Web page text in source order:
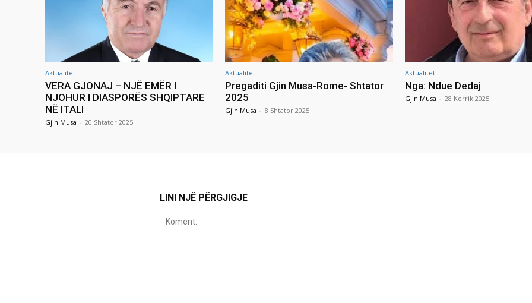
Aktualitet
VERA GJONAJ – NJË EMËR I
NJOHUR I DIASPORËS SHQIPTARE
NË ITALI
Gjin Musa - 20 Shtator 2025
Aktualitet
Pregaditi Gjin Musa-Rome- Shtator
2025
Gjin Musa - 8 Shtator 2025
Aktualitet
Nga: Ndue Dedaj
Gjin Musa - 28 Korrik 2025
LINI NJË PËRGJIGJE